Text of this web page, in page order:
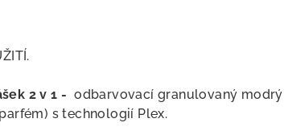
2 v 1 - odbarvovací granulovaný modrý
s technologií Plex.